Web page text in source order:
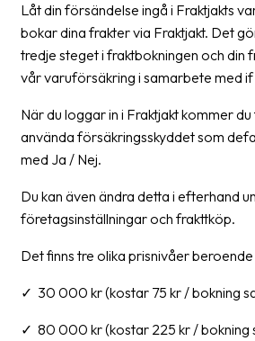
Barcode
scanner
Support
About
the
company
About
Fraktjakt
Media
Coworkers
Job
Låt din försändelse ingå i Fraktjakts
bokar dina frakter via Fraktjakt. Det
tredje steget i fraktbokningen och din
vår varuförsäkring i samarbete med
När du loggar in i Fraktjakt kommer
använda försäkringsskyddet som
med Ja / Nej.
Du kan även ändra detta i efterhand
företagsinställningar och frakttköp.
Det finns tre olika prisnivåer
✓ 30 000 kr (kostar 75 kr / bokning
✓ 80 000 kr (kostar 225 kr / bokning